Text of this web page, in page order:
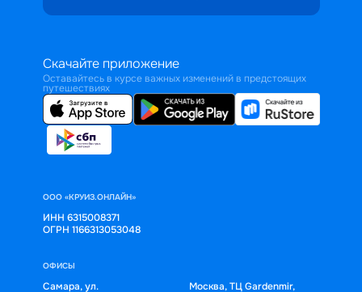
Скачайте приложение
Оставайтесь в курсе важных изменений в предстоящих
путешествиях
ООО «КРУИЗ.ОНЛАЙН»
ИНН 6315008371
ОГРН 1166313053048
ОФИСЫ
Самара, ул. Москва, ТЦ Gardenmir,